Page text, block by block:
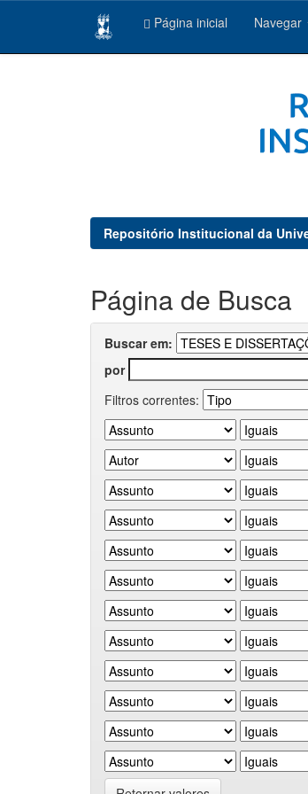
Página inicial Navegar
Repositório Institucional da
Página de Busca
Buscar em:
por
Filtros correntes: